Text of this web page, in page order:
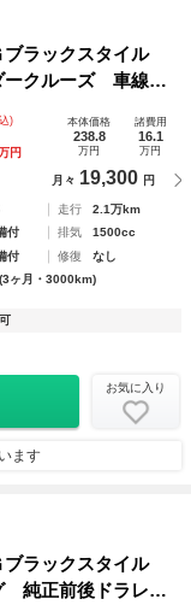
ブラックスタイル
クルーズ 車線逸
ト オートマチッ
ｏｏｔｈ ＥＴＣ
)
円
本体価格
238.8
万円
諸費用
16.1
万円
月々 19,300 円
走行
2.1万km
付 排気
1500cc
付 修復
なし
ヶ月・3000km)
お気に入り
ます
ブラックスタイル
純正前後ドラレ